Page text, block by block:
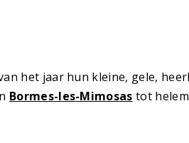
het jaar hun kleine, gele,
Bormes-les-Mimosas tot